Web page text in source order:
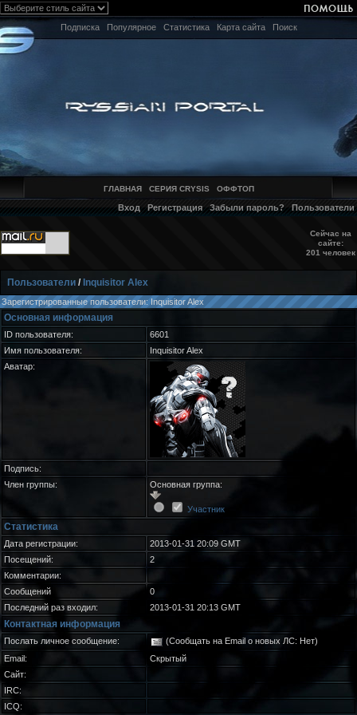
Подписка Популярное Статистика Карта сайта Поиск
ГЛАВНАЯ СЕРИЯ CRYSIS ОФФТОП
Вход Регистрация Забыли пароль? Пользователи
Сейчас на
сайте:
201 человек
Пользователи / Inquisitor Alex
Зарегистрированные пользователи: Inquisitor Alex
Основная информация
ID пользователя:
6601
Имя пользователя:
Inquisitor Alex
Аватар:
Подпись:
Член группы:
Основная группа:
Участник
Статистика
Дата регистрации:
2013-01-31 20:09 GMT
Посещений:
2
Комментарии:
Сообщений
0
Последний раз входил:
2013-01-31 20:13 GMT
Контактная информация
Послать личное сообщение:
(Сообщать на Email о новых ЛС: Нет)
Email:
Скрытый
Сайт:
IRC:
ICQ: